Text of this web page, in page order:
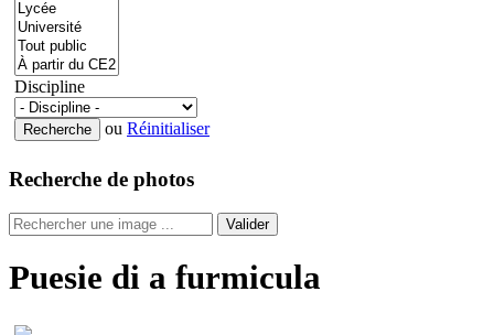
Discipline
ou Réinitialiser
Recherche de photos
Valider
Puesie di a furmicula